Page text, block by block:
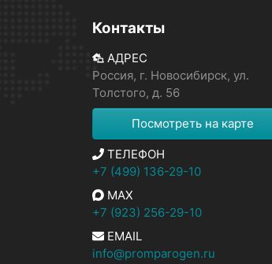
Контакты
АДРЕС
Россия, г. Новосибирск, ул.
Толстого, д. 56
Посмотреть на карте
ТЕЛЕФОН
+7 (499) 136-29-10
MAX
+7 (923) 256-29-10
EMAIL
info@promparogen.ru